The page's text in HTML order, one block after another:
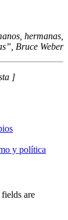
hermanas,
Bruce Weber
]
y política
are